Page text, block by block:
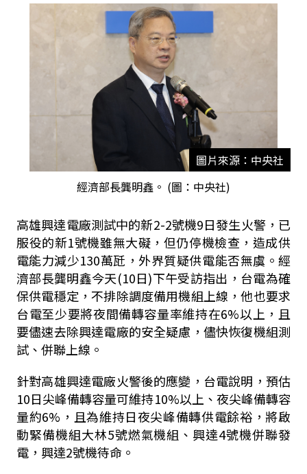
圖片來源：中央社
經濟部長龔明鑫。 (圖：中央社)
高雄興達電廠測試中的新2-2號機9日發生火警，已
服役的新1號機雖無大礙，但仍停機檢查，造成供
電能力減少130萬瓩，外界質疑供電能否無虞。經
濟部長龔明鑫今天(10日)下午受訪指出，台電為確
保供電穩定，不排除調度備用機組上線，他也要求
台電至少要將夜間備轉容量率維持在6%以上，且
要儘速去除興達電廠的安全疑慮，儘快恢復機組測
試、併聯上線。
針對高雄興達電廠火警後的應變，台電說明，預估
10日尖峰備轉容量可維持10%以上、夜尖峰備轉容
量約6%，且為維持日夜尖峰備轉供電餘裕，將啟
動緊備機組大林5號燃氣機組、興達4號機併聯發
電，興達2號機待命。